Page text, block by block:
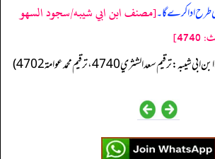
طرح ادا کرے گا۔[مصنف ابن ابي شيبه/سجود السهو
ترقيم سعد الشثري 4740، ترقيم محمد عوامة 4702)